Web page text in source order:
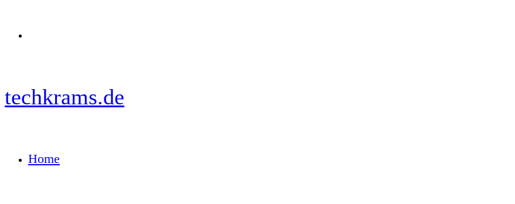
techkrams.de
Home